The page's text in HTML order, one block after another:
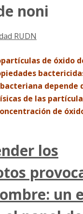
noni
RUDN
de óxido
depende
de las
de
los
un